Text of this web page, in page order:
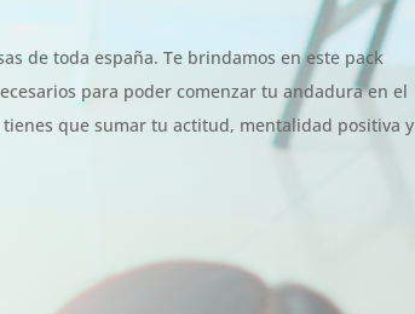
de toda españa. Te brindamos en este pack
para poder comenzar tu andadura en el
que sumar tu actitud, mentalidad positiva y